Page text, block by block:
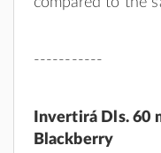
-----------
Invertirá Dls. 60
Blackberry